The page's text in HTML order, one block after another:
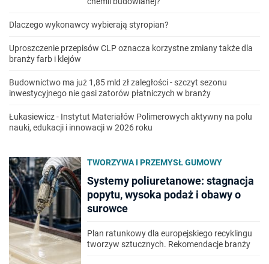
Dlaczego wykonawcy wybierają styropian?
Uproszczenie przepisów CLP oznacza korzystne zmiany także dla
branży farb i klejów
Budownictwo ma już 1,85 mld zł zaległości - szczyt sezonu
inwestycyjnego nie gasi zatorów płatniczych w branży
Łukasiewicz - Instytut Materiałów Polimerowych aktywny na polu
nauki, edukacji i innowacji w 2026 roku
TWORZYWA I PRZEMYSŁ GUMOWY
Systemy poliuretanowe: stagnacja
popytu, wysoka podaż i obawy o
surowce
Plan ratunkowy dla europejskiego recyklingu
tworzyw sztucznych. Rekomendacje branży